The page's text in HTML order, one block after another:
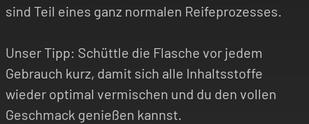
sind Teil eines ganz normalen Reifeprozesses.
Unser Tipp: Schüttle die Flasche vor jedem
Gebrauch kurz, damit sich alle Inhaltsstoffe
wieder optimal vermischen und du den vollen
Geschmack genießen kannst.